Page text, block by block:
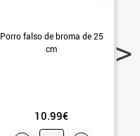
Porro falso de broma de 25
cm
10.99€